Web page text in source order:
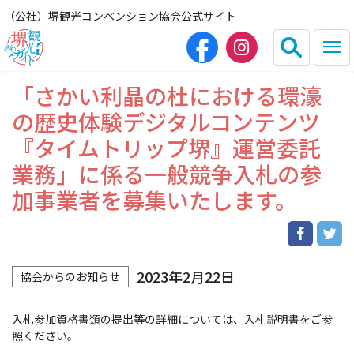
（公社）堺観光コンベンション協会公式サイト
English 简体中文
繁体中文 한국어
HOME（観光サイト）
グルメ
宿泊
「さかい利晶の杜における環濠
の歴史体験デジタルコンテンツ
『タイムトリップ堺』運営委託
業務」に係る一般競争入札の参
加事業者を募集いたします。
協会からのお知らせ 2023年2月22日
入札参加資格書類の提出等の詳細については、入札説明書をご参
照ください。